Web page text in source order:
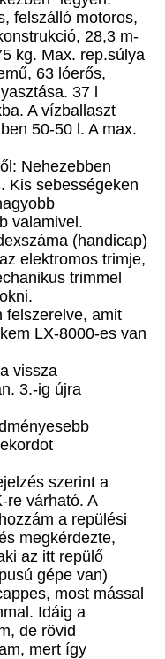
felszálló motoros,
28,3 m-
kg. Max. rep.súlya
63 lóerős,
37 l
A vízballaszt
50-50 l. A max.
Nehezebben
Kis sebességeken
valamivel.
(handicap)
elektromos trimje,
trimmel
felszerelve, amit
LX-8000-es van
vissza
3.-ig újra
szerint a
re várható. A
a repülési
megkérdezte,
az itt repülő
gépe van)
most mással
Idáig a
de rövid
mert így